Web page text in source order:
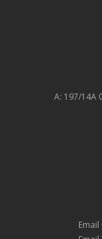
A: 197/14A